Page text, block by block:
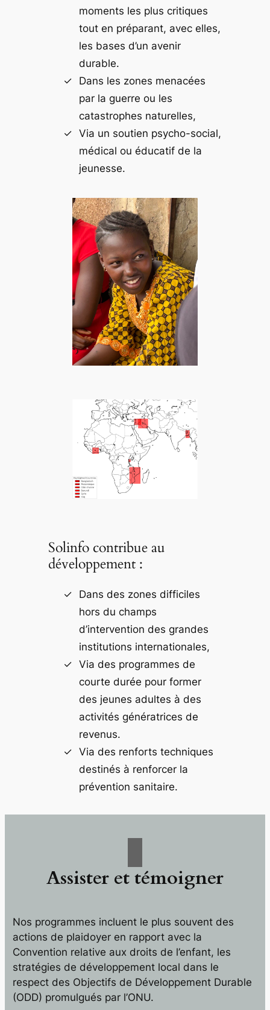
moments les plus critiques
tout en préparant, avec elles,
les bases d’un avenir
durable.
Dans les zones menacées
par la guerre ou les
catastrophes naturelles,
Via un soutien psycho-social,
médical ou éducatif de la
jeunesse.
Solinfo contribue au
développement :
Dans des zones difficiles
hors du champs
d’intervention des grandes
institutions internationales,
Via des programmes de
courte durée pour former
des jeunes adultes à des
activités génératrices de
revenus.
Via des renforts techniques
destinés à renforcer la
prévention sanitaire.
Assister et témoigner
Nos programmes incluent le plus souvent des
actions de plaidoyer en rapport avec la
Convention relative aux droits de l’enfant, les
stratégies de développement local dans le
respect des Objectifs de Développement Durable
(ODD) promulgués par l’ONU.